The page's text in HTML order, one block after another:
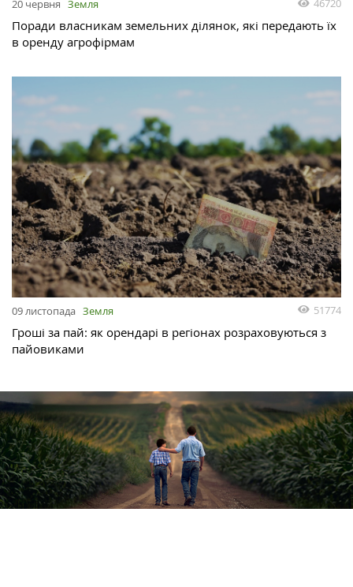
20 червня Земля 46720
Поради власникам земельних ділянок, які передають їх
в оренду агрофірмам
09 листопада Земля 51774
Гроші за пай: як орендарі в регіонах розраховуються з
пайовиками